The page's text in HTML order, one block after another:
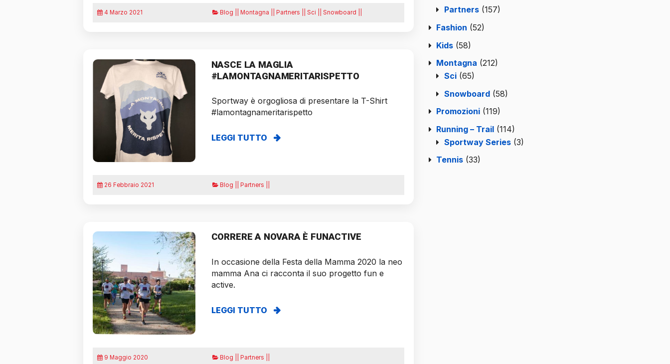
4 Marzo 2021 Blog || Montagna || Partners || Sci || Snowboard ||
NASCE LA MAGLIA
#LAMONTAGNAMERITARISPETTO
Sportway è orgogliosa di presentare la T-Shirt
#lamontagnameritarispetto
LEGGI TUTTO
26 Febbraio 2021 Blog || Partners ||
CORRERE A NOVARA È FUNACTIVE
In occasione della Festa della Mamma 2020 la neo
mamma Ana ci racconta il suo progetto fun e
active.
LEGGI TUTTO
9 Maggio 2020 Blog || Partners ||
Partners(157)
Fashion (52)
Kids (58)
Montagna (212)
Sci(65)
Snowboard(58)
Promozioni (119)
Running – Trail (114)
Sportway Series(3)
Tennis (33)